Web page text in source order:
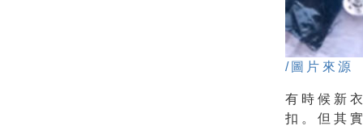
/圖片來源
有時候新
扣。但其